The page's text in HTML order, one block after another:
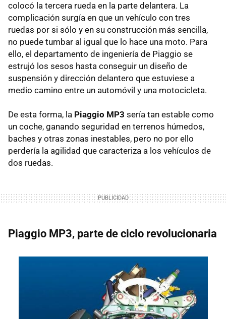
colocó la tercera rueda en la parte delantera. La
complicación surgía en que un vehículo con tres
ruedas por si sólo y en su construcción más sencilla,
no puede tumbar al igual que lo hace una moto. Para
ello, el departamento de ingeniería de Piaggio se
estrujó los sesos hasta conseguir un diseño de
suspensión y dirección delantero que estuviese a
medio camino entre un automóvil y una motocicleta.
De esta forma, la Piaggio MP3 sería tan estable como
un coche, ganando seguridad en terrenos húmedos,
baches y otras zonas inestables, pero no por ello
perdería la agilidad que caracteriza a los vehículos de
dos ruedas.
Piaggio MP3, parte de ciclo revolucionaria